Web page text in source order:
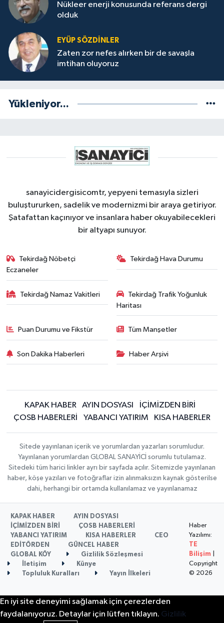
Nükleer enerji konusunda referans dergi
olduk
EYÜP SÖZDİNLER
Zaten zor nefes alırken bir de savaşla
imtihan oluyoruz
Yükleniyor...
sanayicidergisicomtr, yepyeni temasıyla sizleri
buluştururken, sadelik ve modernizmi bir araya getiriyor.
Şatafattan kaçınıyor ve insanlara haber okuyabilecekleri
bir altyapı sunuyor.
Tekirdağ Nöbetçi
Eczaneler
Tekirdağ Hava Durumu
Tekirdağ Namaz Vakitleri
Tekirdağ Trafik Yoğunluk
Haritası
Puan Durumu ve Fikstür Tüm Manşetler
Son Dakika Haberleri Haber Arşivi
KAPAK HABER AYIN DOSYASI
İÇİMİZDEN BİRİ
ÇOSB HABERLERİ
YABANCI YATIRIM KISA HABERLER
Sitede yayınlanan içerik ve yorumlardan yazarları sorumludur.
Yayınlanan yorumlardan GLOBAL SANAYİCİ sorumlu tutulamaz.
Sitedeki tüm harici linkler ayrı bir sayfada açılır. Sitemizde yayınlanan
haber, köşe yazıları ve fotoğraflar izin alınmaksızın kaynak gösterilse
dahi, herhangi bir ortamda kullanılamaz ve yayınlanamaz
KAPAK HABER
AYIN DOSYASI
İÇİMİZDEN BİRİ
ÇOSB HABERLERİ
YABANCI YATIRIM
KISA HABERLER
CEO
EDİTÖRDEN
GÜNCEL HABER
GLOBAL KÖY
Gizlilik Sözleşmesi
İletişim
Künye
Topluluk Kuralları
Yayın İlkeleri
Haber
Yazılımı:
TE
Bilişim
Copyright
© 2026
En iyi site deneyimi sağlamak için çerezlerden
faydalanıyoruz. Detaylar için lütfen tıklayın. Gizlilik